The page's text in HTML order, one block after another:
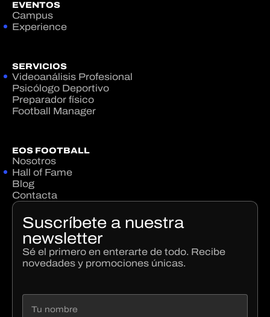
EVENTOS
Campus
Experience
SERVICIOS
Videoanálisis Profesional
Psicólogo Deportivo
Preparador físico
Football Manager
EOS FOOTBALL
Nosotros
Hall of Fame
Blog
Contacta
Suscríbete a nuestra
newsletter
Sé el primero en enterarte de todo. Recibe
novedades y promociones únicas.